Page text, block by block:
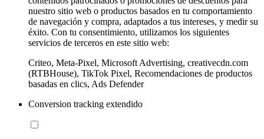
nuestro sitio web o productos basados en tu comportamiento
de navegación y compra, adaptados a tus intereses, y medir su
éxito. Con tu consentimiento, utilizamos los siguientes
servicios de terceros en este sitio web:
Criteo, Meta-Pixel, Microsoft Advertising, creativecdn.com
(RTBHouse), TikTok Pixel, Recomendaciones de productos
basadas en clics, Ads Defender
Conversion tracking extendido